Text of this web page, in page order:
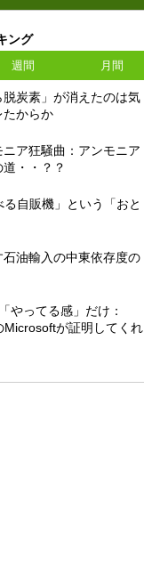
ング
週間 月間
脱炭素」が消えたのは気
たからか
ア狂騒曲：アンモニア
・・？？
る自販機」という「おと
油輸入の中東依存度の
やってる感」だけ：
Microsoftが証明してくれ